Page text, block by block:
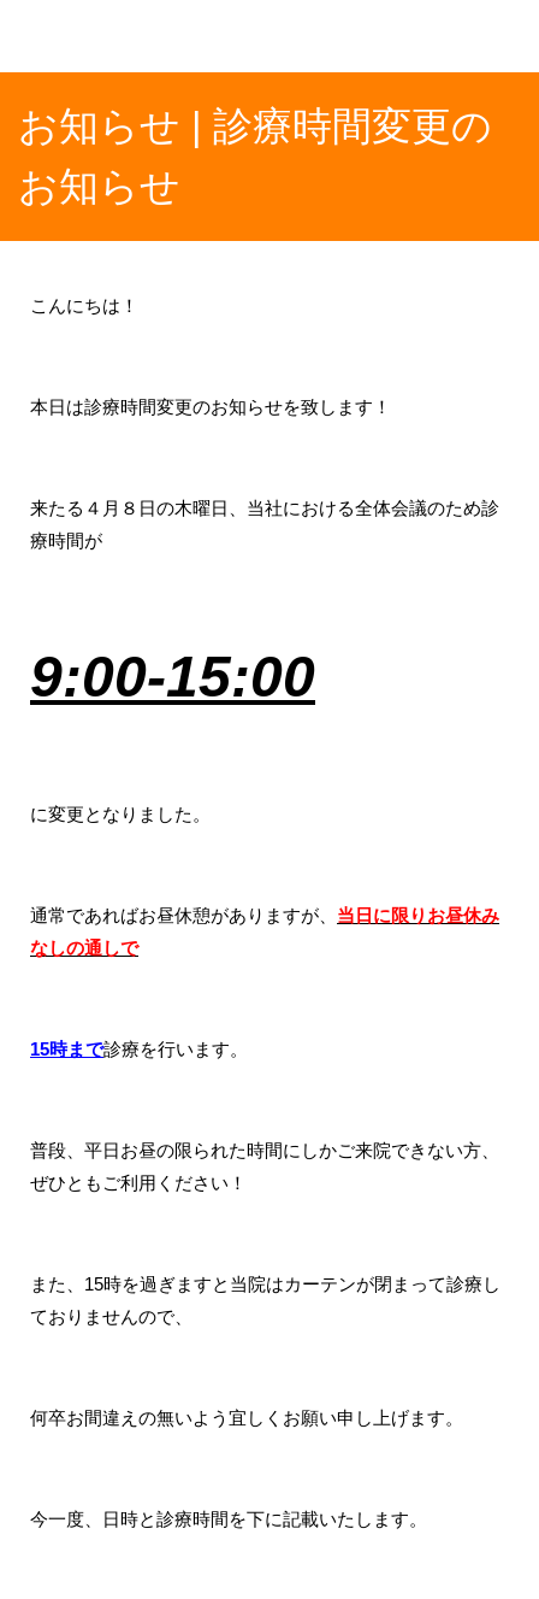
お知らせ | 診療時間変更の
お知らせ
こんにちは！
本日は診療時間変更のお知らせを致します！
来たる４月８日の木曜日、当社における全体会議のため診
療時間が
9:00-15:00
に変更となりました。
通常であればお昼休憩がありますが、 当日に限りお昼休み
なしの通しで
15時まで診療を行います。
普段、平日お昼の限られた時間にしかご来院できない方、
ぜひともご利用ください！
また、15時を過ぎますと当院はカーテンが閉まって診療し
ておりませんので、
何卒お間違えの無いよう宜しくお願い申し上げます。
今一度、日時と診療時間を下に記載いたします。